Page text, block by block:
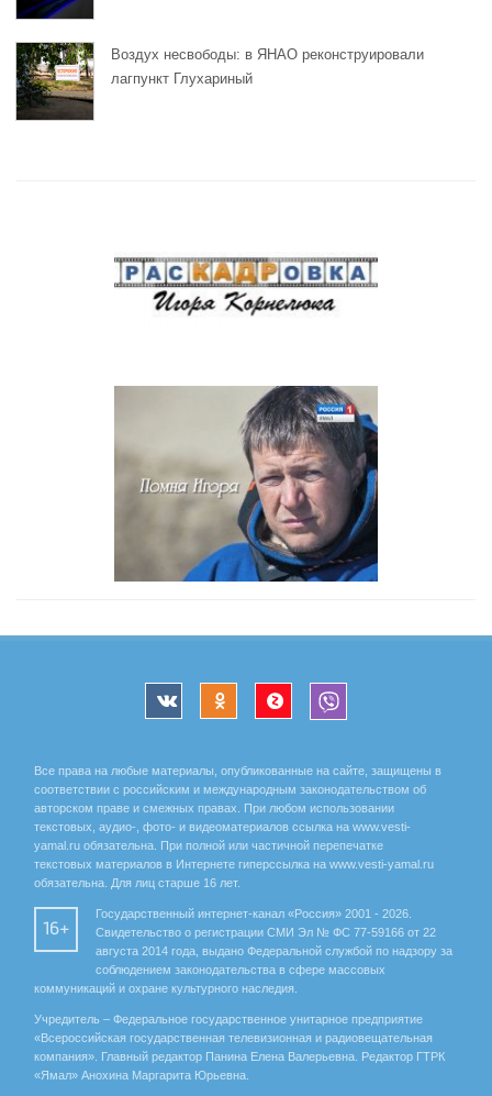
Воздух несвободы: в ЯНАО реконструировали
лагпункт Глухариный
Все права на любые материалы, опубликованные на сайте, защищены в
соответствии с российским и международным законодательством об
авторском праве и смежных правах. При любом использовании
текстовых, аудио-, фото- и видеоматериалов ссылка на www.vesti-
yamal.ru обязательна. При полной или частичной перепечатке
текстовых материалов в Интернете гиперссылка на www.vesti-yamal.ru
обязательна. Для лиц старше 16 лет.
16+
Государственный интернет-канал «Россия» 2001 - 2026.
Свидетельство о регистрации СМИ Эл № ФС 77-59166 от 22
августа 2014 года, выдано Федеральной службой по надзору за
соблюдением законодательства в сфере массовых
коммуникаций и охране культурного наследия.
Учредитель – Федеральное государственное унитарное предприятие
«Всероссийская государственная телевизионная и радиовещательная
компания». Главный редактор Панина Елена Валерьевна. Редактор ГТРК
«Ямал» Анохина Маргарита Юрьевна.